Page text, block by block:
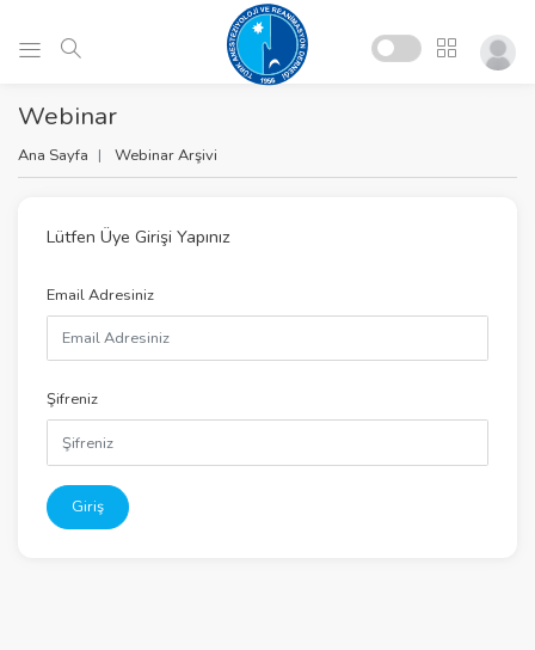
Webinar
Ana Sayfa Webinar Arşivi
Lütfen Üye Girişi Yapınız
Email Adresiniz
Şifreniz
Giriş